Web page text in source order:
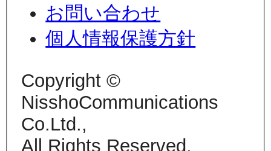
お問い合わせ
個人情報保護方針
Copyright ©
NisshoCommunications
Co.Ltd.,
All Rights Reserved.